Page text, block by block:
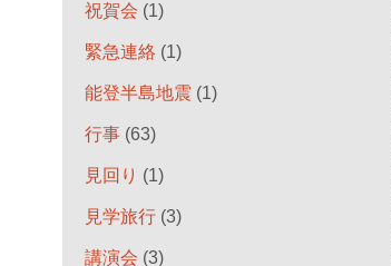
祝賀会 (1)
緊急連絡 (1)
能登半島地震 (1)
行事 (63)
見回り (1)
見学旅行 (3)
講演会 (3)